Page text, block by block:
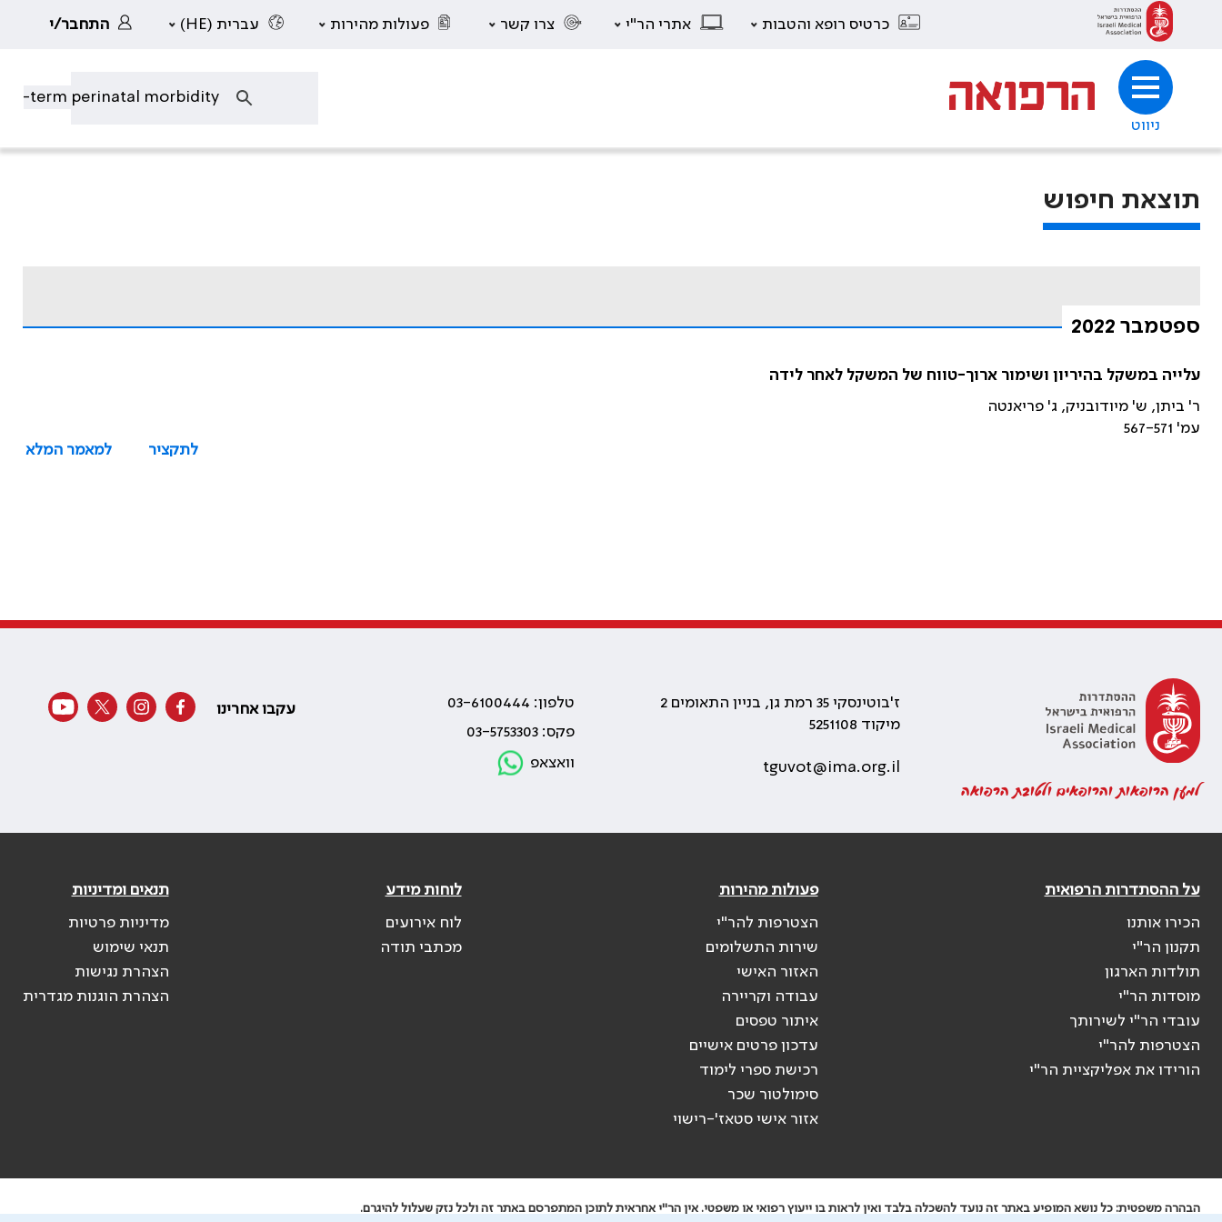
כרטיס רופא והטבות אתרי הר"י צרו קשר פעולות מהירות עברית (HE) התחבר/י
ניווט
תוצאת חיפוש
ספטמבר 2022
עלייה במשקל בהיריון ושימור ארוך-טווח של המשקל לאחר לידה
ר' ביתן, ש' מיודובניק, ג' פריאנטה
עמ' 567-571
לתקציר
למאמר המלא
למען הרופאות והרופאים ולטובת הרפואה
ז'בוטינסקי 35 רמת גן, בניין התאומים 2
מיקוד 5251108
tguvot@ima.org.il
טלפון: 03-6100444
פקס: 03-5753303
וואצאפ
עקבו אחרינו
על ההסתדרות הרפואית
הכירו אותנו
תקנון הר"י
תולדות הארגון
מוסדות הר"י
עובדי הר"י לשירותך
הצטרפות להר"י
הורידו את אפליקציית הר"י
פעולות מהירות
הצטרפות להר"י
שירות התשלומים
האזור האישי
עבודה וקריירה
איתור טפסים
עדכון פרטים אישיים
רכישת ספרי לימוד
סימולטור שכר
אזור אישי סטאז'-רישוי
לוחות מידע
לוח אירועים
מכתבי תודה
תנאים ומדיניות
מדיניות פרטיות
תנאי שימוש
הצהרת נגישות
הצהרת הוגנות מגדרית
הבהרה משפטית: כל נושא המופיע באתר זה נועד להשכלה בלבד ואין לראות בו ייעוץ רפואי או משפטי. אין הר"י אחראית לתוכן המתפרסם באתר זה ולכל נזק שעלול להיגרם.